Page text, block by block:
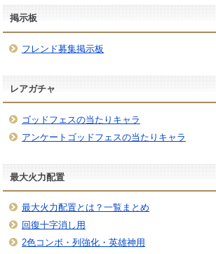
掲示板
フレンド募集掲示板
レアガチャ
ゴッドフェスの当たりキャラ
アンケートゴッドフェスの当たりキャラ
最大火力配置
最大火力配置とは？一覧まとめ
回復十字消し用
2色コンボ・列強化・英雄神用